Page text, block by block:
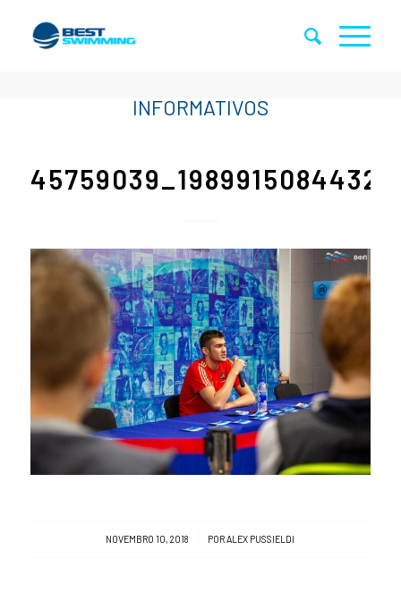
NOVEMBRO 10, 2018
/ POR ALEX PUSSIELDI